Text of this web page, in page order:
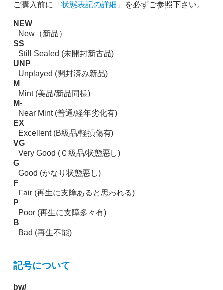
ご購入前に「 状態表記の詳細 」を必ずご参照下さい。
NEW
New（新品）
SS
Still Sealed (未開封新古品)
UNP
Unplayed (開封済み新品)
M
Mint (美品/新品同様)
M-
Near Mint (普通/経年劣化有)
EX
Excellent (B級品/軽損傷有)
VG
Very Good (Ｃ級品/状態悪し)
G
Good (かなり状態悪し)
F
Fair (再生に支障あると思われる)
P
Poor (再生に支障多々有)
B
Bad (再生不能)
記号について
bw/